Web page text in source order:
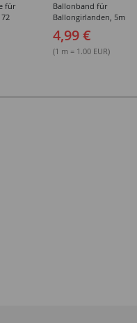
für
Ballonband für
Ballongirlanden, 5m
Deko-Band aus PVC
4,99 €
(1 m = 1.00 EUR)